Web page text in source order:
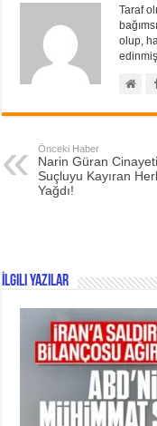
Taraf
olup,
Önceki Haber
Narin Güran
Suçluyu Kayıran
Yağdı!
İlgili Yazılar